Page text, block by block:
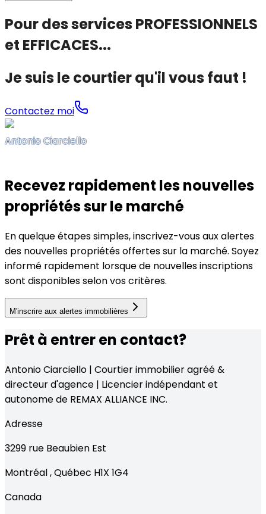
Pour des services PROFESSIONNELS
et EFFICACES...
Je suis le courtier qu'il vous faut !
Contactez moi
Antonio Ciarciello
Recevez rapidement les nouvelles
propriétés sur le marché
En quelque étapes simples, inscrivez-vous aux alertes
des nouvelles propriétés offertes sur la marché. Soyez
informé rapidement lorsque de nouvelles inscriptions
sont disponibles selon vos critères.
M'inscrire aux alertes immobilières
Prêt à entrer en contact?
Antonio Ciarciello | Courtier immobilier agréé &
directeur d'agence | Licencier indépendant et
autonome de REMAX ALLIANCE INC.
Adresse
3299 rue Beaubien Est
Montréal,Québec H1X 1G4
Canada